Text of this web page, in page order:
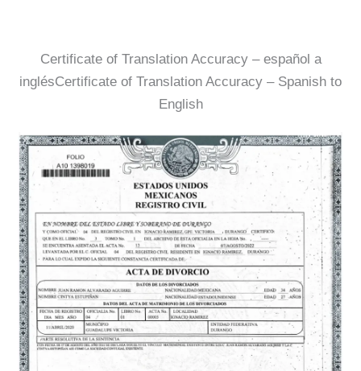
Certificate of Translation Accuracy – español a
inglésCertificate of Translation Accuracy – Spanish to
English